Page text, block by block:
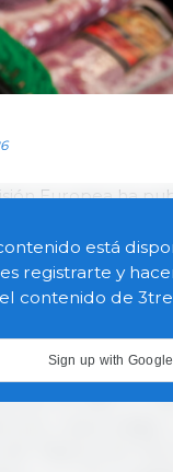
Europea ha
(ACN), el
miembros
el intercambio
de este año
(10.490) en
relacionadas
del Sistema de
está
registrarte y
contenido de
Sign up with Google